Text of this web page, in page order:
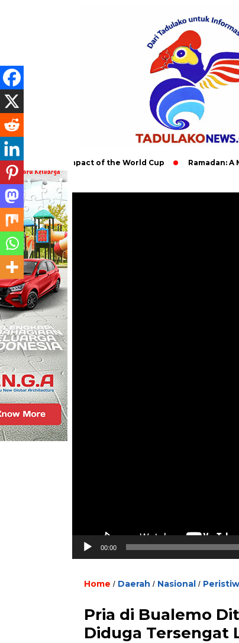
Impact of the World Cup Ramadan: A Month
00:00
Home / Daerah / Nasional /
Pria di Bualemo
Diduga Tersengat